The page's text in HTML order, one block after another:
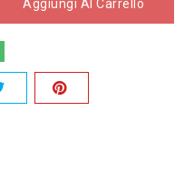
Aggiungi Al Carrello